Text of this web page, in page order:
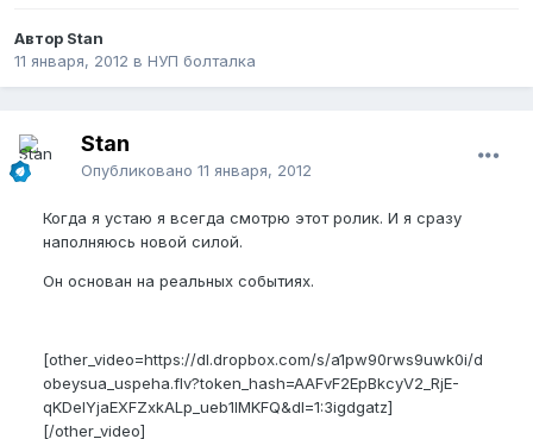
Автор Stan
11 января, 2012 в НУП болталка
Stan
Опубликовано 11 января, 2012
Когда я устаю я всегда смотрю этот ролик. И я сразу
наполняюсь новой силой.
Он основан на реальных событиях.
[other_video=https://dl.dropbox.com/s/a1pw90rws9uwk0i/d
obeysua_uspeha.flv?token_hash=AAFvF2EpBkcyV2_RjE-
qKDeIYjaEXFZxkALp_ueb1IMKFQ&dl=1:3igdgatz]
[/other_video]